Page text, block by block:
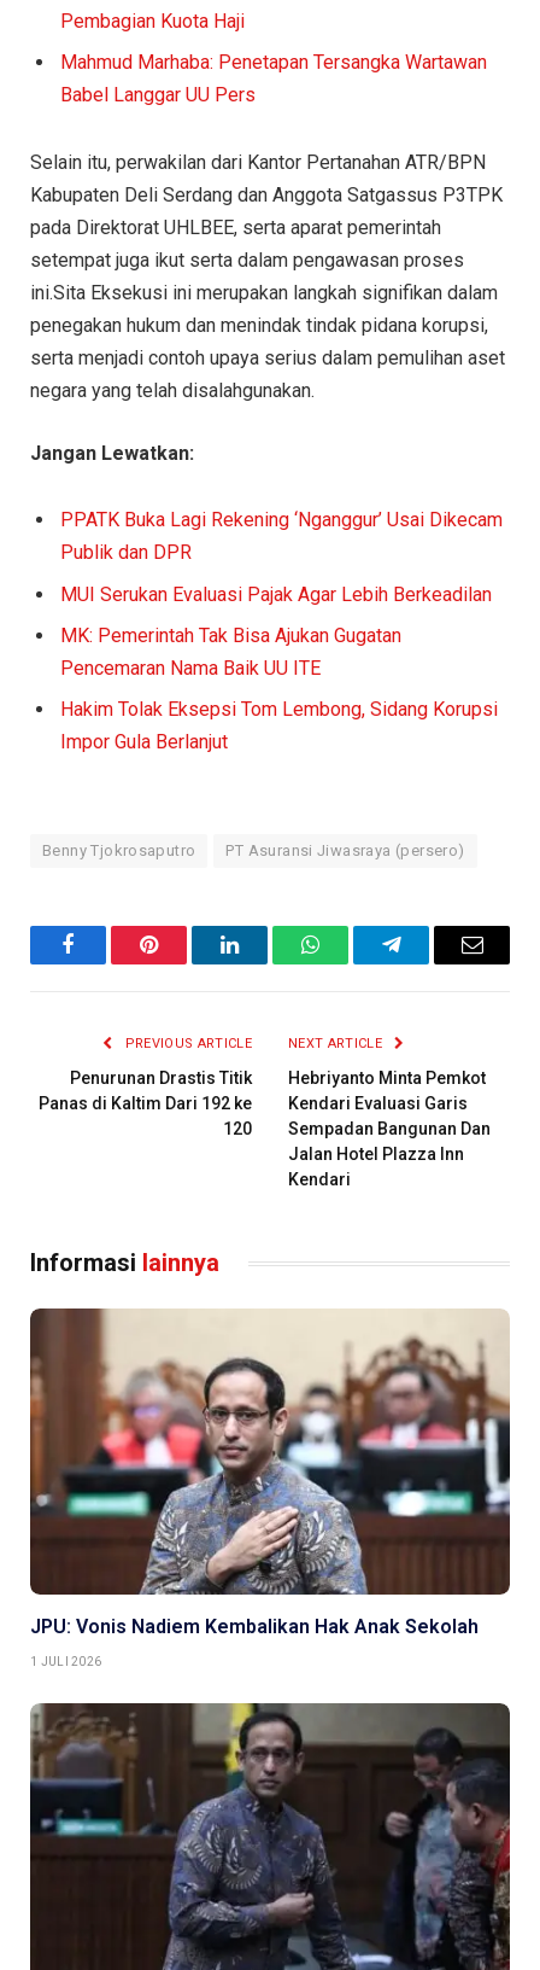
Pembagian Kuota Haji
Mahmud Marhaba: Penetapan Tersangka Wartawan
Babel Langgar UU Pers
Selain itu, perwakilan dari Kantor Pertanahan ATR/BPN
Kabupaten Deli Serdang dan Anggota Satgassus P3TPK
pada Direktorat UHLBEE, serta aparat pemerintah
setempat juga ikut serta dalam pengawasan proses
ini.Sita Eksekusi ini merupakan langkah signifikan dalam
penegakan hukum dan menindak tindak pidana korupsi,
serta menjadi contoh upaya serius dalam pemulihan aset
negara yang telah disalahgunakan.
Jangan Lewatkan:
PPATK Buka Lagi Rekening ‘Nganggur’ Usai Dikecam
Publik dan DPR
MUI Serukan Evaluasi Pajak Agar Lebih Berkeadilan
MK: Pemerintah Tak Bisa Ajukan Gugatan
Pencemaran Nama Baik UU ITE
Hakim Tolak Eksepsi Tom Lembong, Sidang Korupsi
Impor Gula Berlanjut
Benny Tjokrosaputro PT Asuransi Jiwasraya (persero)
FacebookPinterest LinkedInWhatsAppTelegramEmail
PREVIOUS ARTICLE
Penurunan Drastis Titik
Panas di Kaltim Dari 192 ke
120
NEXT ARTICLE
Hebriyanto Minta Pemkot
Kendari Evaluasi Garis
Sempadan Bangunan Dan
Jalan Hotel Plazza Inn
Kendari
Informasi lainnya
JPU: Vonis Nadiem Kembalikan Hak Anak Sekolah
1 JULI 2026